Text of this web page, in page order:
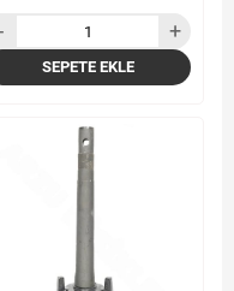
SEPETE EKLE